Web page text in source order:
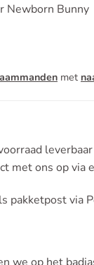
Newborn Bunny
met
met ons op via
pakketpost via